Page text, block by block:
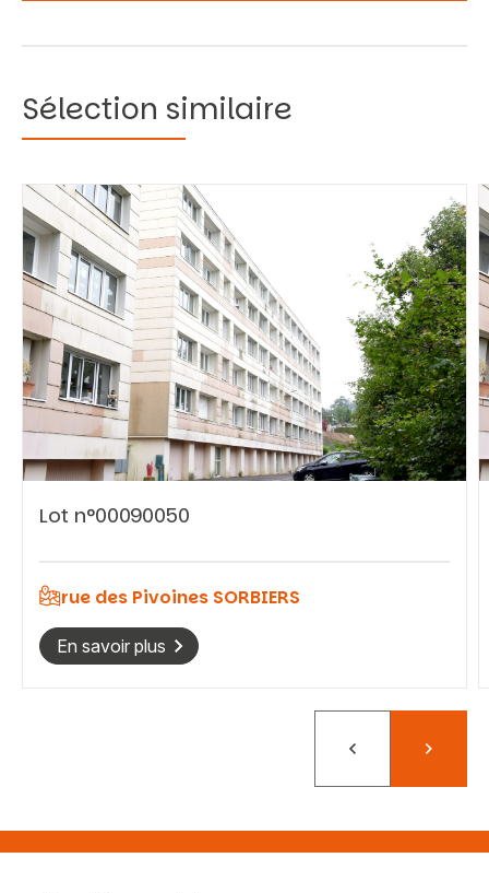
Vous recherchez&nbsp;:
Rechercher
Sélection similaire
Lot n°00090050
rue des Pivoines SORBIERS
En savoir plus
PrécédentSuivant